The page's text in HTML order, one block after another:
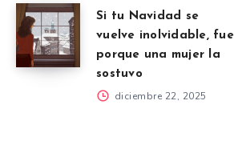
Si tu Navidad se
vuelve inolvidable, fue
porque una mujer la
sostuvo
diciembre 22, 2025